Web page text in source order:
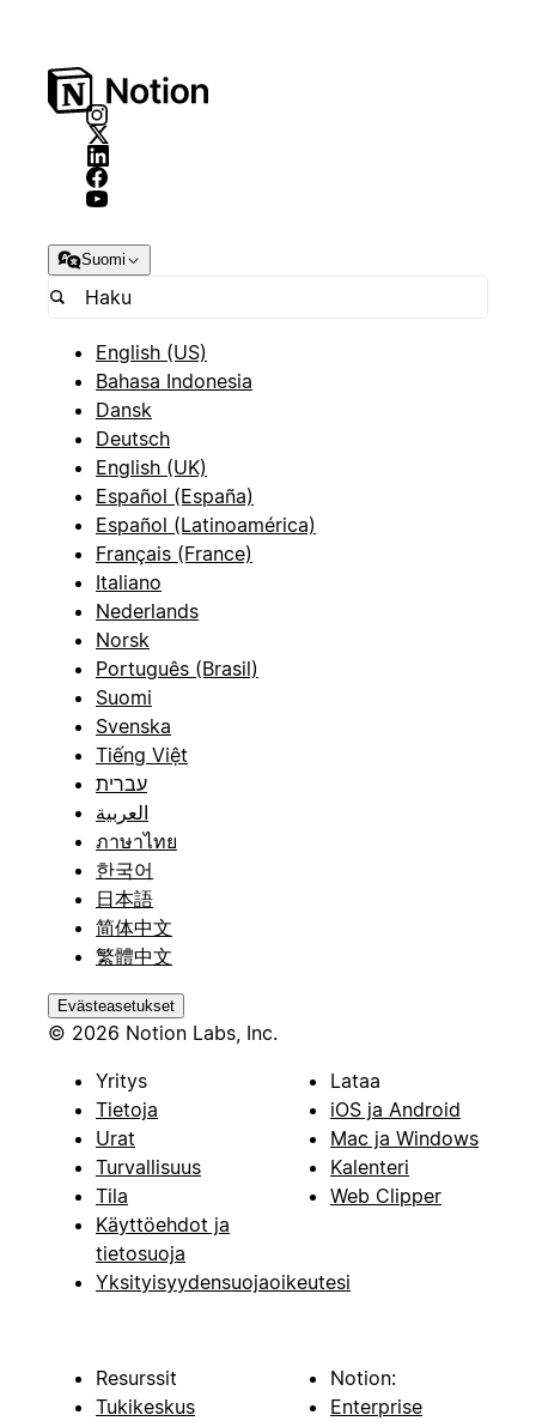
Suomi
English (US)
Bahasa Indonesia
Dansk
Deutsch
English (UK)
Español (España)
Español (Latinoamérica)
Français (France)
Italiano
Nederlands
Norsk
Português (Brasil)
Suomi
Svenska
Tiếng Việt
עברית
العربية
ภาษาไทย
한국어
日本語
简体中文
繁體中文
Evästeasetukset
© 2026 Notion Labs, Inc.
Yritys
Tietoja
Urat
Turvallisuus
Tila
Käyttöehdot ja
tietosuoja
Yksityisyydensuojaoikeutesi
Lataa
iOS ja Android
Mac ja Windows
Kalenteri
Web Clipper
Resurssit
Tukikeskus
Notion:
Enterprise